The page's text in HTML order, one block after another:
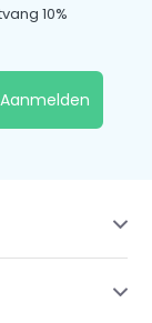
10%
Aanmelden